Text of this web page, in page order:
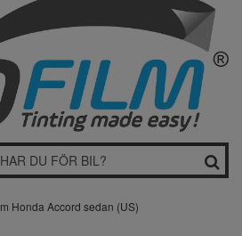
Honda Accord sedan (US)